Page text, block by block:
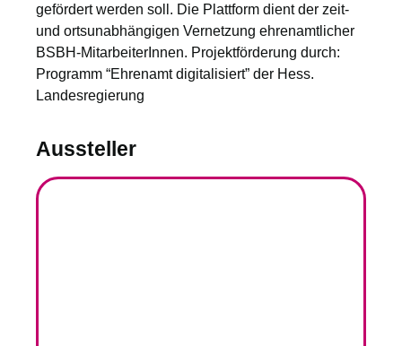
gefördert werden soll. Die Plattform dient der zeit-
und ortsunabhängigen Vernetzung ehrenamtlicher
BSBH-MitarbeiterInnen. Projektförderung durch:
Programm “Ehrenamt digitalisiert” der Hess.
Landesregierung
Aussteller